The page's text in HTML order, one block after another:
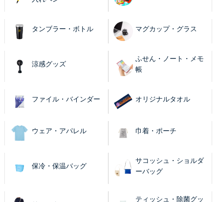
タンブラー・ボトル マグカップ・グラス
涼感グッズ
ふせん・ノート・メモ
帳
ファイル・バインダー オリジナルタオル
ウェア・アパレル 巾着・ポーチ
保冷・保温バッグ
サコッシュ・ショルダ
ーバッグ
ティッシュ・除菌グッ